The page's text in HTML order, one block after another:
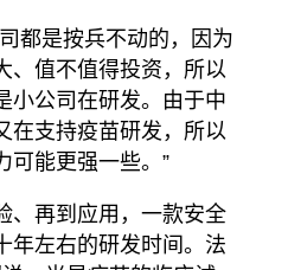
都是按兵不动的，因为
、值不值得投资，所以
小公司在研发。由于中
在支持疫苗研发，所以
可能更强一些。”
、再到应用，一款安全
年左右的研发时间。法